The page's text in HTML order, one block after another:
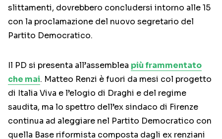
slittamenti, dovrebbero concludersi intorno alle 15
con la proclamazione del nuovo segretario del
Partito Democratico.
Il PD si presenta all’assemblea più frammentato
che mai. Matteo Renzi è fuori da mesi col progetto
di Italia Viva e l’elogio di Draghi e del regime
saudita, ma lo spettro dell’ex sindaco di Firenze
continua ad aleggiare nel Partito Democratico con
quella Base riformista composta dagli ex renziani